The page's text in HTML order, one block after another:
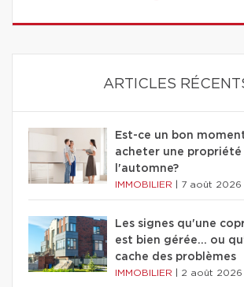
ARTICLES
Est-ce un bon
acheter une propriété
l'automne?
IMMOBILIER 7 août 2026
Les signes qu'une
est bien gérée… ou
cache des problèmes
IMMOBILIER 2 août 2026